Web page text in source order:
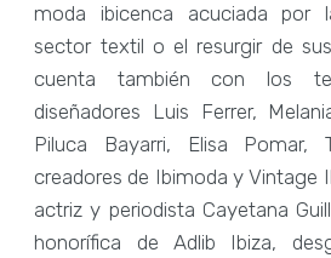
moda ibicenca acuciada por
sector textil o el resurgir de
cuenta también con los
diseñadores Luis Ferrer,
Piluca Bayarri, Elisa
creadores de Ibimoda y Vintage
actriz y periodista Cayetana
honorífica de Adlib Ibiza,